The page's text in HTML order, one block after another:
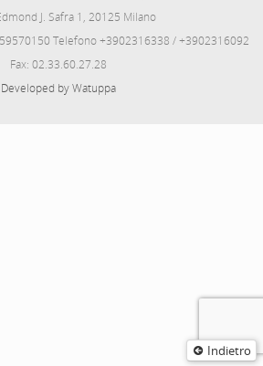
Indietro
J. Safra 1, 20125 Milano
Telefono +3902316338 / +3902316092
Fax: 02.33.60.27.28
Developed by Watuppa